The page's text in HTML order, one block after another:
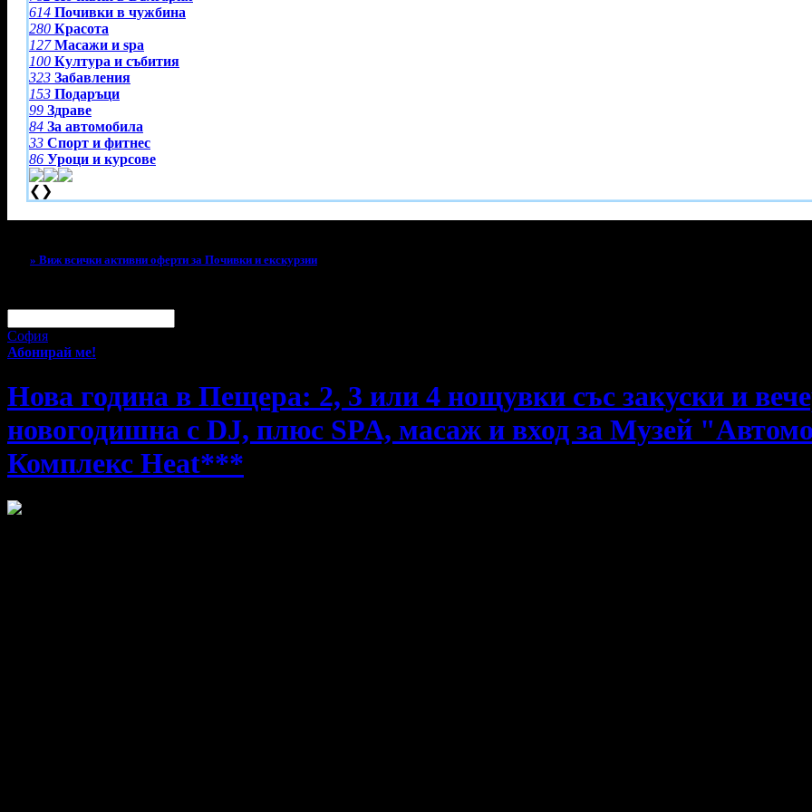
614 Почивки в чужбина
280 Красота
127 Масажи и spa
100 Култура и събития
323 Забавления
153 Подаръци
99 Здраве
84 За автомобила
33 Спорт и фитнес
86 Уроци и курсове
❮ ❯
» Виж всички активни оферти за Почивки и екскурзии
София
Абонирай ме!
Нова година в Пещера: 2, 3 или 4 нощувки със закуски и
новогодишна с DJ, плюс SPA, масаж и вход за Музей
Комплекс Heat***